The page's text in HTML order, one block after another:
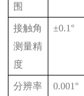
围
接触角
测量精
度
±0.1°
分辨率 0.001°